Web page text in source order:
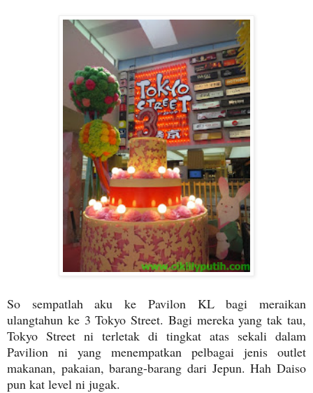
So sempatlah aku ke Pavilon KL bagi meraikan
ulangtahun ke 3 Tokyo Street. Bagi mereka yang tak tau,
Tokyo Street ni terletak di tingkat atas sekali dalam
Pavilion ni yang menempatkan pelbagai jenis outlet
makanan, pakaian, barang-barang dari Jepun. Hah Daiso
pun kat level ni jugak.